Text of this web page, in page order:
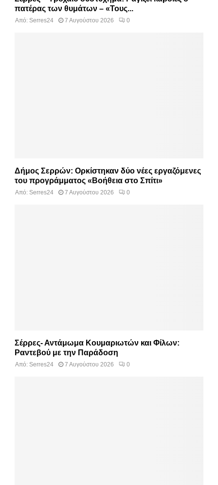
πατέρας των θυμάτων – «Τους...
Από: Serres24 7 Αυγούστου 2026 0
Δήμος Σερρών: Ορκίστηκαν δύο νέες εργαζόμενες
του προγράμματος «Βοήθεια στο Σπίτι»
Από: Serres24 7 Αυγούστου 2026 0
Σέρρες- Αντάμωμα Κουμαριωτών και Φίλων:
Ραντεβού με την Παράδοση
Από: Serres24 7 Αυγούστου 2026 0